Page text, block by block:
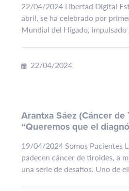
22/04/2024 Libertad Digital
abril, se ha celebrado por
Mundial del Hígado,
22/04/2024
Arantxa Sáez (Cáncer de
“Queremos que el
19/04/2024 Somos Pacientes
padecen cáncer de tiroides, a
una serie de desafíos. Uno de